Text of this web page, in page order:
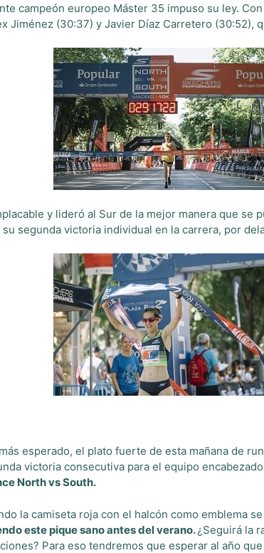
campeón europeo Máster 35 impuso su ley.
Jiménez (30:37) y Javier Díaz Carretero (30:52),
y lideró al Sur de la mejor manera que
segunda victoria individual en la carrera, por
esperado, el plato fuerte de esta mañana de
victoria consecutiva para el equipo
North vs South.
la camiseta roja con el halcón como emblema
este pique sano antes del verano.¿Seguirá la
Para eso tendremos que esperar al año